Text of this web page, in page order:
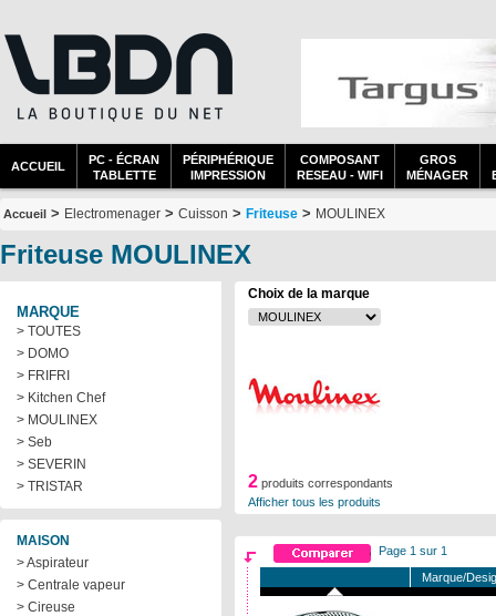
ACCUEIL
PC - ÉCRAN
TABLETTE
PÉRIPHÉRIQUE
IMPRESSION
COMPOSANT
RESEAU - WIFI
GROS
MÉNAGER
Accueil > Electromenager > Cuisson > Friteuse > MOULINEX
Friteuse MOULINEX
MARQUE
> TOUTES
> DOMO
> FRIFRI
> Kitchen Chef
> MOULINEX
> Seb
> SEVERIN
> TRISTAR
MAISON
> Aspirateur
> Centrale vapeur
> Cireuse
Choix de la marque
2 produits correspondants
Afficher tous les produits
Page 1 sur 1
Marque/